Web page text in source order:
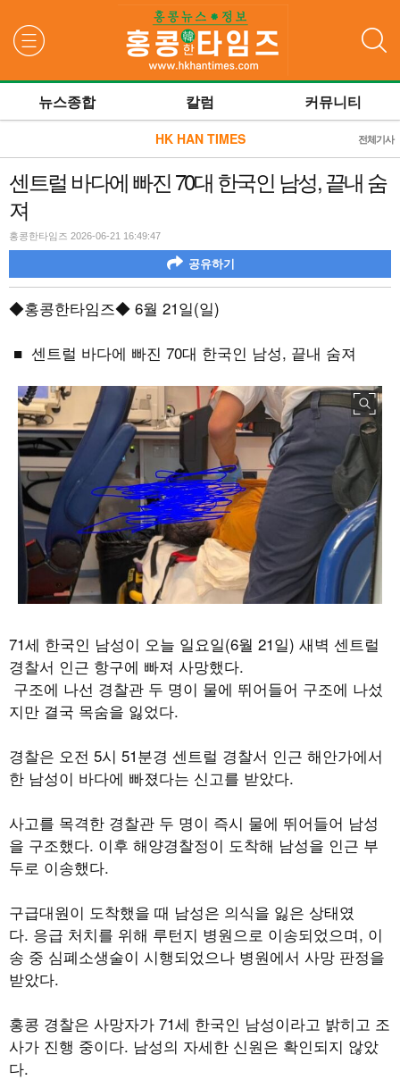
뉴스종합 칼럼 커뮤니티
HK HAN TIMES 전체기사
센트럴 바다에 빠진 70대 한국인 남성, 끝내 숨
져
홍콩한타임즈 2026-06-21 16:49:47
공유하기
◆홍콩한타임즈◆ 6월 21일(일)
■ 센트럴 바다에 빠진 70대 한국인 남성, 끝내 숨져
71세 한국인 남성이 오늘 일요일(6월 21일) 새벽 센트럴
경찰서 인근 항구에 빠져 사망했다.
구조에 나선 경찰관 두 명이 물에 뛰어들어 구조에 나섰
지만 결국 목숨을 잃었다.
경찰은 오전 5시 51분경 센트럴 경찰서 인근 해안가에서
한 남성이 바다에 빠졌다는 신고를 받았다.
사고를 목격한 경찰관 두 명이 즉시 물에 뛰어들어 남성
을 구조했다. 이후 해양경찰정이 도착해 남성을 인근 부
두로 이송했다.
구급대원이 도착했을 때 남성은 의식을 잃은 상태였
다. 응급 처치를 위해 루턴지 병원으로 이송되었으며, 이
송 중 심폐소생술이 시행되었으나 병원에서 사망 판정을
받았다.
홍콩 경찰은 사망자가 71세 한국인 남성이라고 밝히고 조
사가 진행 중이다. 남성의 자세한 신원은 확인되지 않았
다.